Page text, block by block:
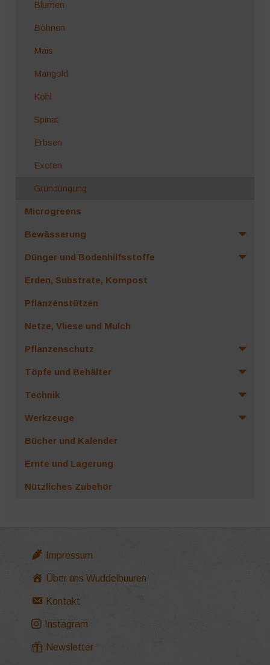
Blumen
Bohnen
Mais
Mangold
Kohl
Spinat
Erbsen
Exoten
Gründüngung
Microgreens
Bewässerung
Dünger und Bodenhilfsstoffe
Erden, Substrate, Kompost
Pflanzenstützen
Netze, Vliese und Mulch
Pflanzenschutz
Töpfe und Behälter
Technik
Werkzeuge
Bücher und Kalender
Ernte und Lagerung
Nützliches Zubehör
Impressum
Über uns Wuddelbuuren
Kontakt
Instagram
Newsletter